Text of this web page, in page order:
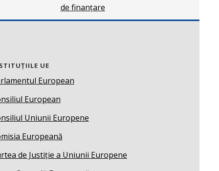
de finanțare
UE
European
European
Uniunii Europene
Europeană
de Justiție a Uniunii Europene